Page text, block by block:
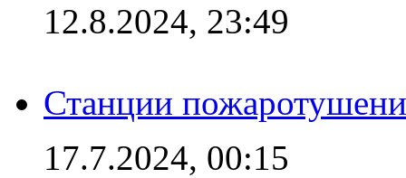
12.8.2024, 23:49
Станции
17.7.2024, 00:15